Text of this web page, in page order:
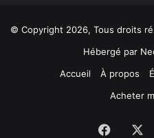
© Copyright 2026, Tous droits
Hébergé par
Accueil
À propos
Acheter